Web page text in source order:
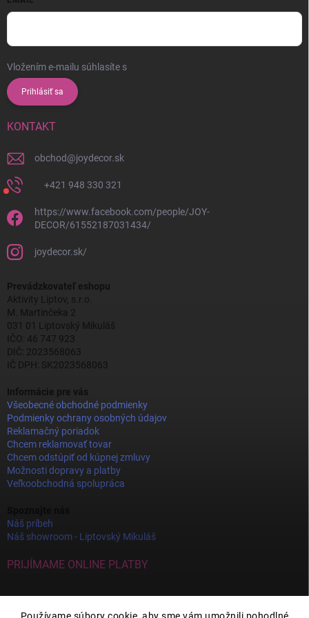
Vložením e-mailu súhlasíte s
Prihlásiť sa
KONTAKT
obchod@joydecor.sk
+421 948 330 321
https://www.facebook.com/people/JOY-
DECOR/61552187031434/
joydecor.sk/
Prevádzkovateľ eshopu
Aktivity Liptov, s.r.o.
M. Martinčeka 2
031 01 Liptovský Mikuláš
IČO: 46 747 923
DIČ: 2023568063
IČ DPH: SK2023568063
Informácie pre vás
Všeobecné obchodné podmienky
Podmienky ochrany osobných údajov
Reklamačný poriadok
Chcem reklamovať tovar
Chcem odstúpiť od kúpnej zmluvy
Možnosti dopravy a platby
Veľkoobchodná spolupráca
Náš príbeh
Náš showroom - Liptovský Mikuláš
PRIJÍMAME ONLINE PLATBY